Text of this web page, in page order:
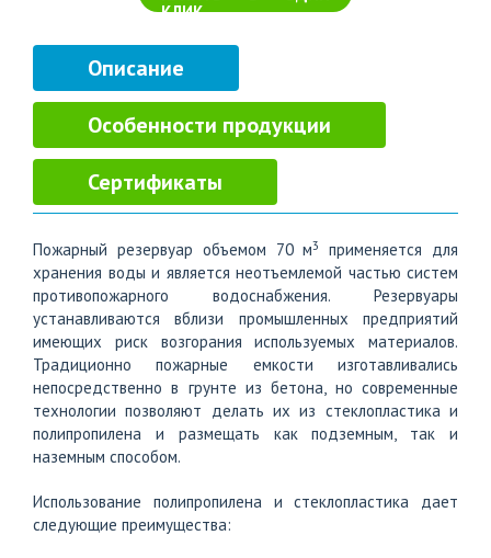
КЛИК
Описание
Особенности продукции
Сертификаты
Пожарный резервуар объемом 70 м3
применяется для
хранения воды и является неотъемлемой частью систем
противопожарного водоснабжения. Резервуары
устанавливаются вблизи промышленных предприятий
имеющих риск возгорания используемых материалов.
Традиционно пожарные емкости изготавливались
непосредственно в грунте из бетона, но современные
технологии позволяют делать их из стеклопластика и
полипропилена и размещать как подземным, так и
наземным способом.
Использование полипропилена и стеклопластика дает
следующие преимущества: